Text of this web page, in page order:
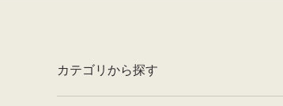
カテゴリから探す